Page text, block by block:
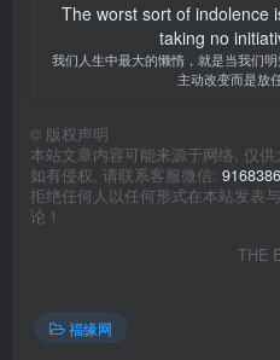
The worst sort of indolence
taking no
我们人生中最大的懒惰，就是当我们
主动改变而是放
© 版权声明
本站文章内容可能来源于网络, 仅供
如有侵权, 请联系客服微信:
拒绝任何人以任何形式在本站发表
论！
THE
福缘网